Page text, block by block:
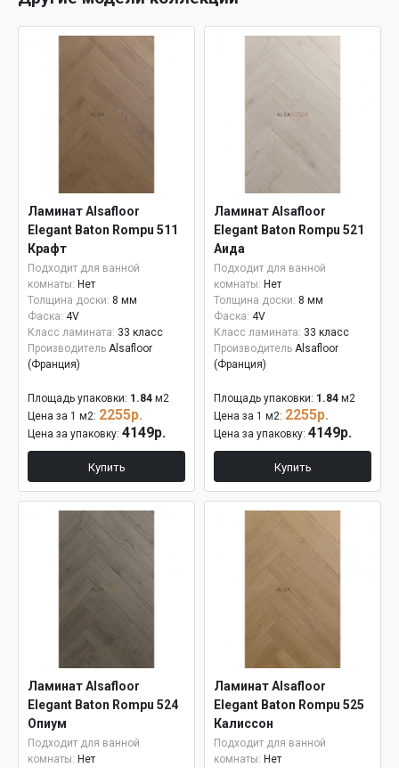
Ламинат Alsafloor
Elegant Baton Rompu 511
Крафт
Подходит для ванной
комнаты: Нет
Толщина доски: 8 мм
Фаска: 4V
Класс ламината: 33 класс
Производитель Alsafloor
(Франция)
Площадь упаковки: 1.84 м2
Цена за 1 м2: 2255р.
Цена за упаковку: 4149р.
Купить
Ламинат Alsafloor
Elegant Baton Rompu 521
Аида
Подходит для ванной
комнаты: Нет
Толщина доски: 8 мм
Фаска: 4V
Класс ламината: 33 класс
Производитель Alsafloor
(Франция)
Площадь упаковки: 1.84 м2
Цена за 1 м2: 2255р.
Цена за упаковку: 4149р.
Купить
Ламинат Alsafloor
Elegant Baton Rompu 524
Опиум
Подходит для ванной
комнаты: Нет
Ламинат Alsafloor
Elegant Baton Rompu 525
Калиссон
Подходит для ванной
комнаты: Нет